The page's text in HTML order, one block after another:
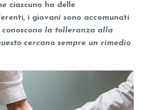
ciascuno ha delle
i giovani sono accomunati
conoscono la tolleranza alla
cercano sempre un rimedio